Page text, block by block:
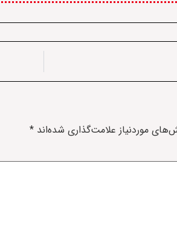
موردنیاز علامت‌گذاری شده‌اند *